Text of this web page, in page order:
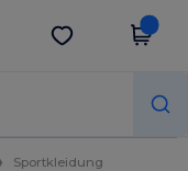
App holen
Sportkleidung